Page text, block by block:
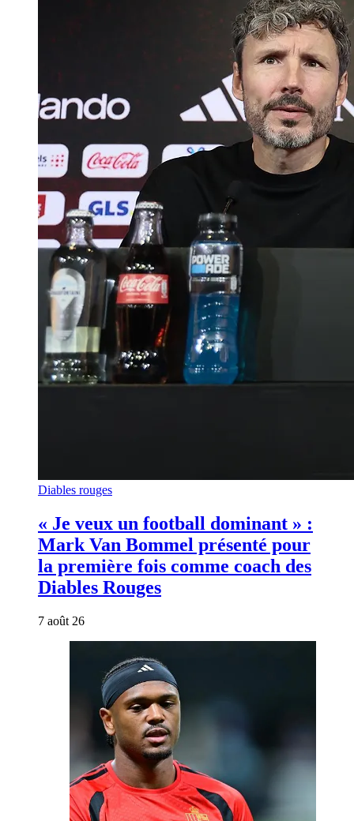
Diables rouges
« Je veux un football dominant » :
Mark Van Bommel présenté pour
la première fois comme coach des
Diables Rouges
7 août 26